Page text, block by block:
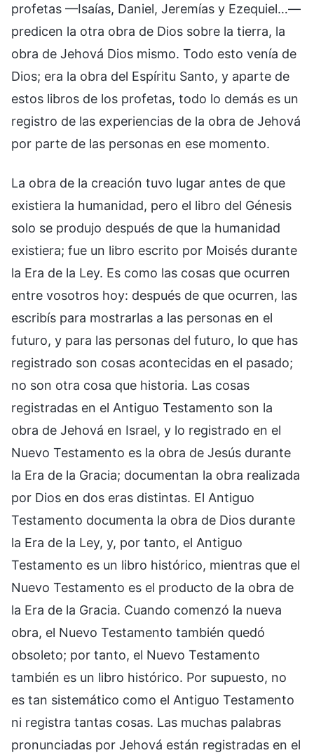
profetas —Isaías, Daniel, Jeremías y Ezequiel…—
predicen la otra obra de Dios sobre la tierra, la
obra de Jehová Dios mismo. Todo esto venía de
Dios; era la obra del Espíritu Santo, y aparte de
estos libros de los profetas, todo lo demás es un
registro de las experiencias de la obra de Jehová
por parte de las personas en ese momento.
La obra de la creación tuvo lugar antes de que
existiera la humanidad, pero el libro del Génesis
solo se produjo después de que la humanidad
existiera; fue un libro escrito por Moisés durante
la Era de la Ley. Es como las cosas que ocurren
entre vosotros hoy: después de que ocurren, las
escribís para mostrarlas a las personas en el
futuro, y para las personas del futuro, lo que has
registrado son cosas acontecidas en el pasado;
no son otra cosa que historia. Las cosas
registradas en el Antiguo Testamento son la
obra de Jehová en Israel, y lo registrado en el
Nuevo Testamento es la obra de Jesús durante
la Era de la Gracia; documentan la obra realizada
por Dios en dos eras distintas. El Antiguo
Testamento documenta la obra de Dios durante
la Era de la Ley, y, por tanto, el Antiguo
Testamento es un libro histórico, mientras que el
Nuevo Testamento es el producto de la obra de
la Era de la Gracia. Cuando comenzó la nueva
obra, el Nuevo Testamento también quedó
obsoleto; por tanto, el Nuevo Testamento
también es un libro histórico. Por supuesto, no
es tan sistemático como el Antiguo Testamento
ni registra tantas cosas. Las muchas palabras
pronunciadas por Jehová están registradas en el